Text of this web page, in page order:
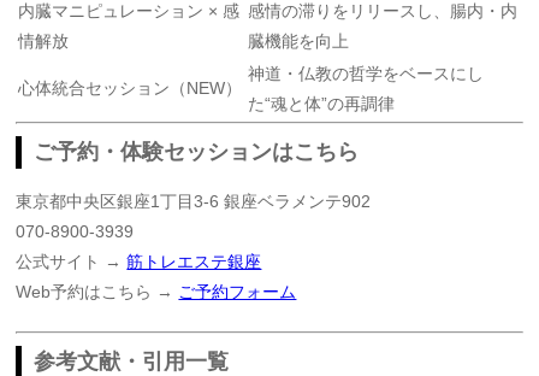
内臓マニピュレーション × 感
情解放
感情の滞りをリリースし、腸内・内
臓機能を向上
心体統合セッション（NEW）
神道・仏教の哲学をベースにし
た“魂と体”の再調律
ご予約・体験セッションはこちら
東京都中央区銀座1丁目3-6 銀座ベラメンテ902
070-8900-3939
公式サイト →筋トレエステ銀座
Web予約はこちら → ご予約フォーム
参考文献・引用一覧